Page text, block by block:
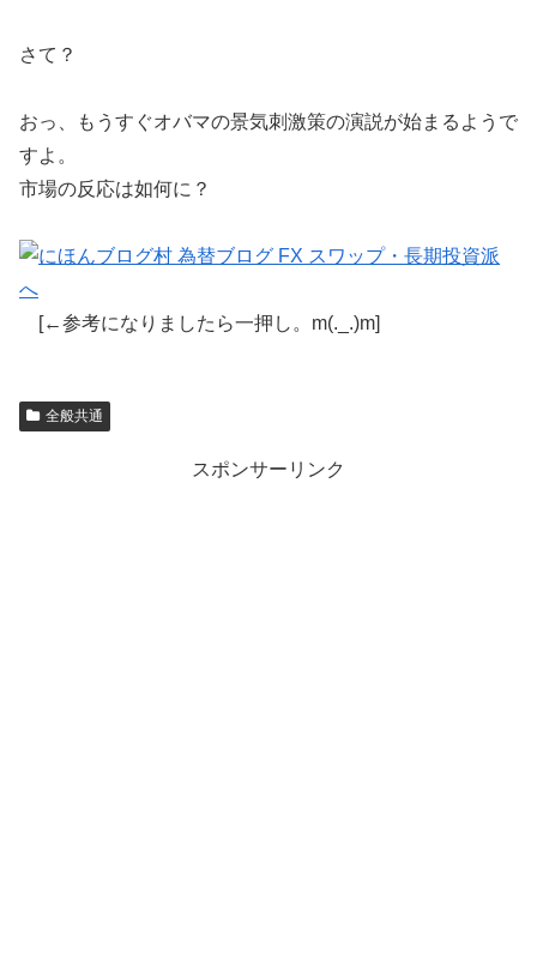
さて？
おっ、もうすぐオバマの景気刺激策の演説が始まるようで
すよ。
市場の反応は如何に？
[←参考になりましたら一押し。m(._.)m]
全般共通
スポンサーリンク